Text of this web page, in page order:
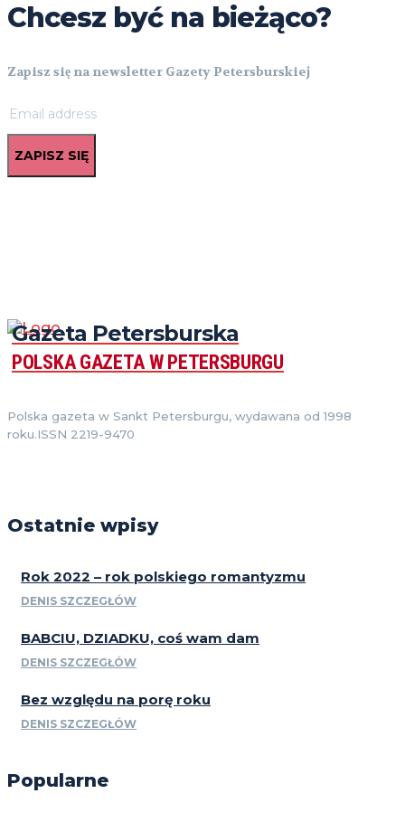
Chcesz być na bieżąco?
Zapisz się na newsletter Gazety Petersburskiej
ZAPISZ SIĘ
Gazeta Petersburska
POLSKA GAZETA W PETERSBURGU
Polska gazeta w Sankt Petersburgu, wydawana od 1998
roku.ISSN 2219-9470
Ostatnie wpisy
Rok 2022 – rok polskiego romantyzmu
DENIS SZCZEGŁÓW
BABCIU, DZIADKU, coś wam dam
DENIS SZCZEGŁÓW
Bez względu na porę roku
DENIS SZCZEGŁÓW
Popularne